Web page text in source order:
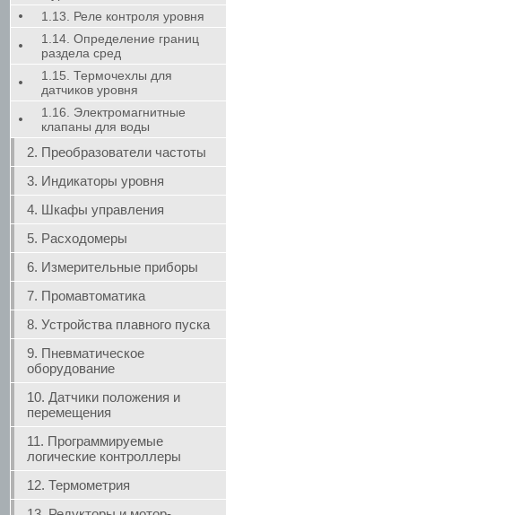
1.13. Реле контроля уровня
1.14. Определение границ
раздела сред
1.15. Термочехлы для
датчиков уровня
1.16. Электромагнитные
клапаны для воды
2. Преобразователи частоты
3. Индикаторы уровня
4. Шкафы управления
5. Расходомеры
6. Измерительные приборы
7. Промавтоматика
8. Устройства плавного пуска
9. Пневматическое
оборудование
10. Датчики положения и
перемещения
11. Программируемые
логические контроллеры
12. Термометрия